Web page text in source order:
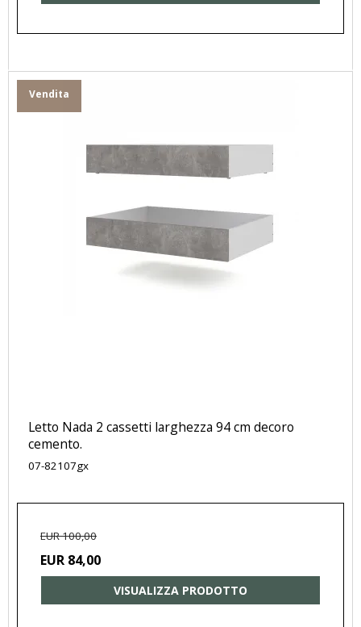
Vendita
Letto Nada 2 cassetti larghezza 94 cm decoro
cemento.
07-82107gx
EUR 100,00
EUR 84,00
VISUALIZZA PRODOTTO